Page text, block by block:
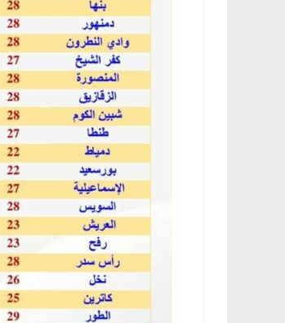
في
للحرية (بروفايل)
26 يناير،
د. عبدالخالق فاروق.. خبير اقتصادي
يحتفل بذكرى ميلاده وحيداً على أبواب